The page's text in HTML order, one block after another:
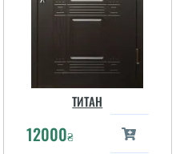
с врезной,что не может
не радовать)) Как себя
время,переждём зиму и
ответим. С...
читати всі відгуки
ТИТАН
12000₴